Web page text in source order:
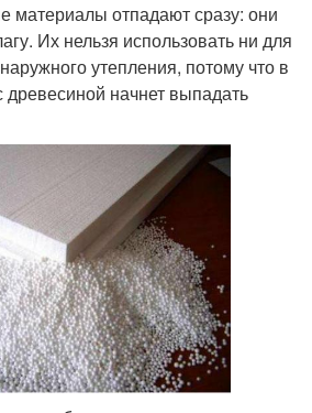
материалы отпадают сразу: они
Их нельзя использовать ни для
утепления, потому что в
древесиной начнет выпадать